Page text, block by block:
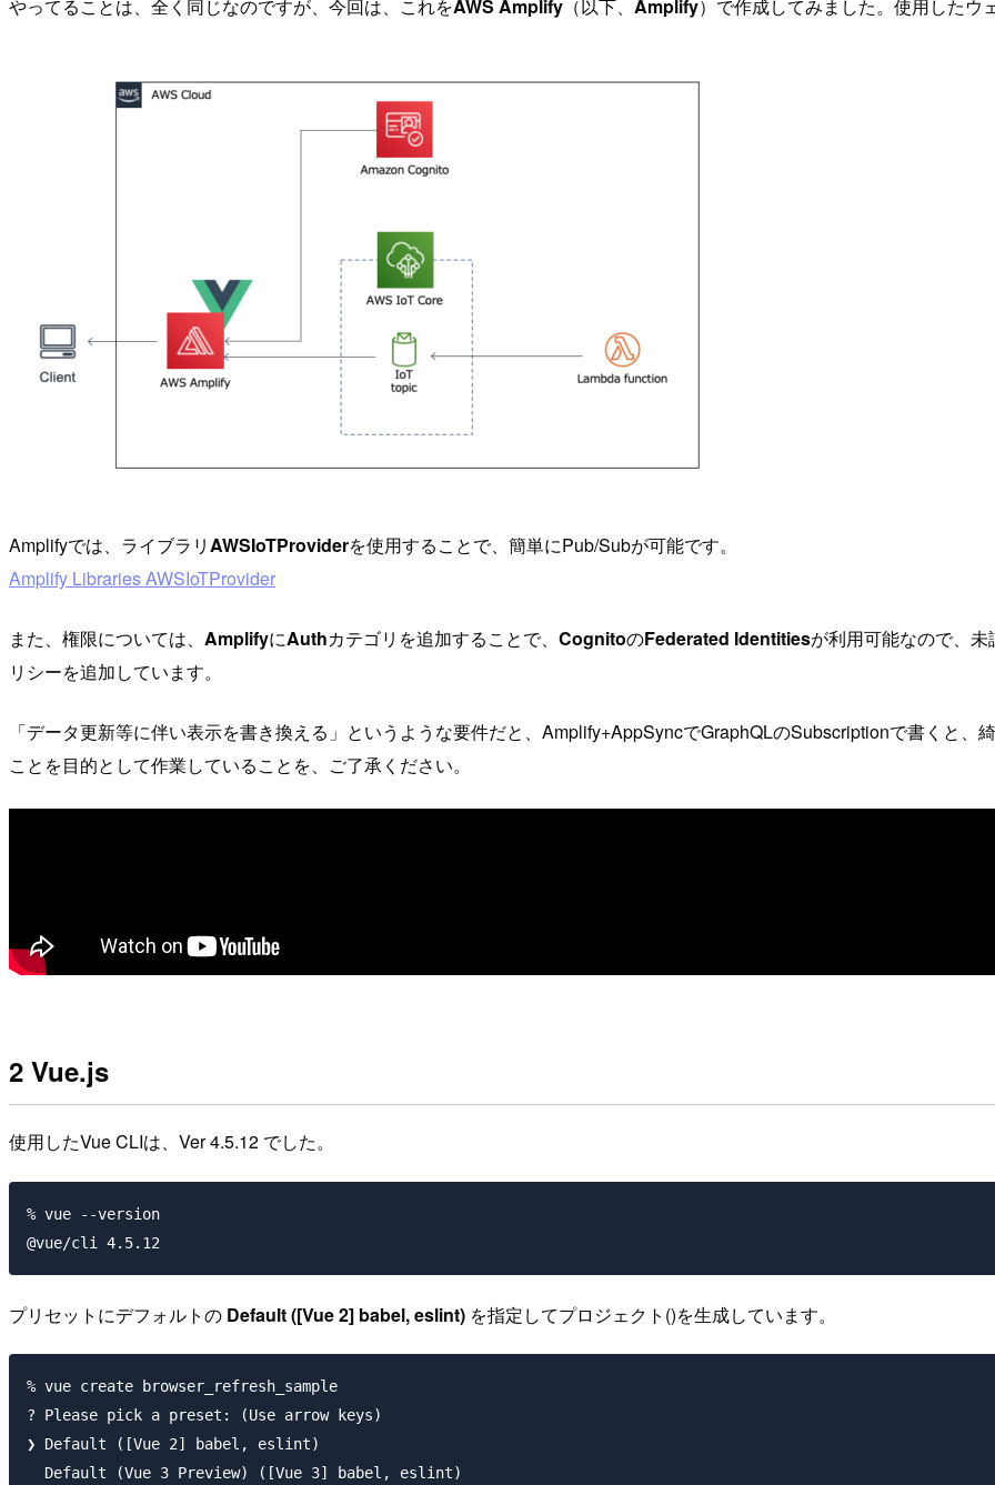
やってることは、全く同じなのですが、今回は、これをAWS Amplify （以下、 Amplify）で作成してみました。使用したウ
Amplifyでは、ライブラリAWSIoTProviderを使用することで、簡単にPub/Subが可能です。
Amplify Libraries AWSIoTProvider
また、権限については、 AmplifyにAuthカテゴリを追加することで、 CognitoのFederated Identitiesが利用可能なので、
リシーを追加しています。
「データ更新等に伴い表示を書き換える」というような要件だと、Amplify+AppSyncでGraphQLのSubscriptionで書くと
ことを目的として作業していることを、ご了承ください。
2 Vue.js
使用したVue CLIは、Ver 4.5.12 でした。
% vue --version
プリセットにデフォルトの Default ([Vue 2] babel, eslint) を指定してプロジェクト()を生成しています。
% vue create browser_refresh_sample
? Please pick a preset: (Use arrow keys)
❯ Default ([Vue 2] babel, eslint)
  Default (Vue 3 Preview) ([Vue 3] babel, eslint)